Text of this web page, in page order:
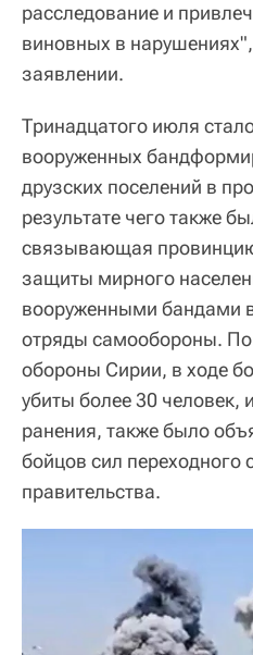
расследование и
виновных в
заявлении.
Тринадцатого июля
вооруженных
друзских поселений в
результате чего также
связывающая
защиты мирного
вооруженными бандами
отряды самообороны.
обороны Сирии, в ходе
убиты более 30 человек,
ранения, также было
бойцов сил переходного
правительства.